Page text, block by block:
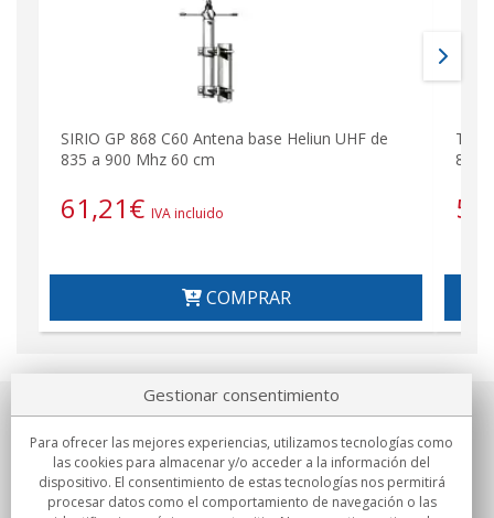
SIRIO GP 868 C60 Antena base Heliun UHF de
835 a 900 Mhz 60 cm
61,21€ IVA incluido
COMPRAR
868
Sobre nosotros
Compromisos
Gestionar consentimiento
Para ofrecer las mejores experiencias, utilizamos tecnologías como
las cookies para almacenar y/o acceder a la información del
dispositivo. El consentimiento de estas tecnologías nos permitirá
procesar datos como el comportamiento de navegación o las